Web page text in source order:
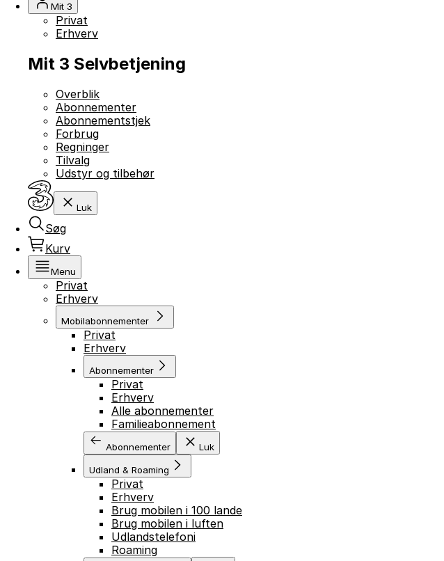
Mit 3
Privat
Erhverv
Mit 3 Selvbetjening
Overblik
Abonnementer
Abonnementstjek
Forbrug
Regninger
Tilvalg
Udstyr og tilbehør
Luk
Søg
Kurv
Menu
Privat
Erhverv
Mobilabonnementer
Privat
Erhverv
Abonnementer
Privat
Erhverv
Alle abonnementer
Familieabonnement
Abonnementer Luk
Udland & Roaming
Privat
Erhverv
Brug mobilen i 100 lande
Brug mobilen i luften
Udlandstelefoni
Roaming